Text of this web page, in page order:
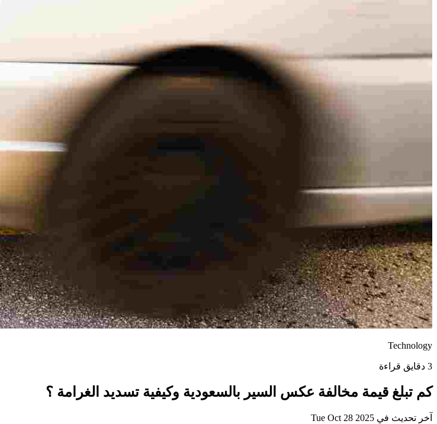
Technology
3 دقايق قراءة
كم تبلغ قيمة مخالفة عكس السير بالسعودية وكيفية تسديد الغرامة ؟
آخر تحديث في Tue Oct 28 2025